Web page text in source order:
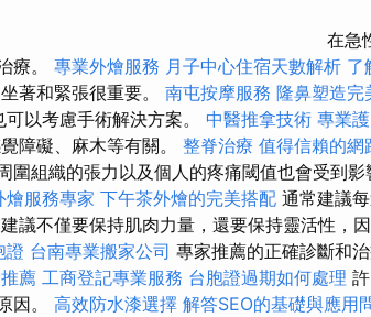
在急
療。 專業外燴服務 月子中心住宿天數解析 了
著和緊張很重要。 南屯按摩服務 隆鼻塑造完
以考慮手術解決方案。 中醫推拿技術 專業
障礙、麻木等有關。 整脊治療 值得信賴的網
組織的張力以及個人的疼痛閾值也會受到影
燴服務專家 下午茶外燴的完美搭配 通常建議
議不僅要保持肌肉力量，還要保持靈活性，
證 台南專業搬家公司 專家推薦的正確診斷和
薦 工商登記專業服務 台胞證過期如何處理
因。 高效防水漆選擇 解答SEO的基礎與應用